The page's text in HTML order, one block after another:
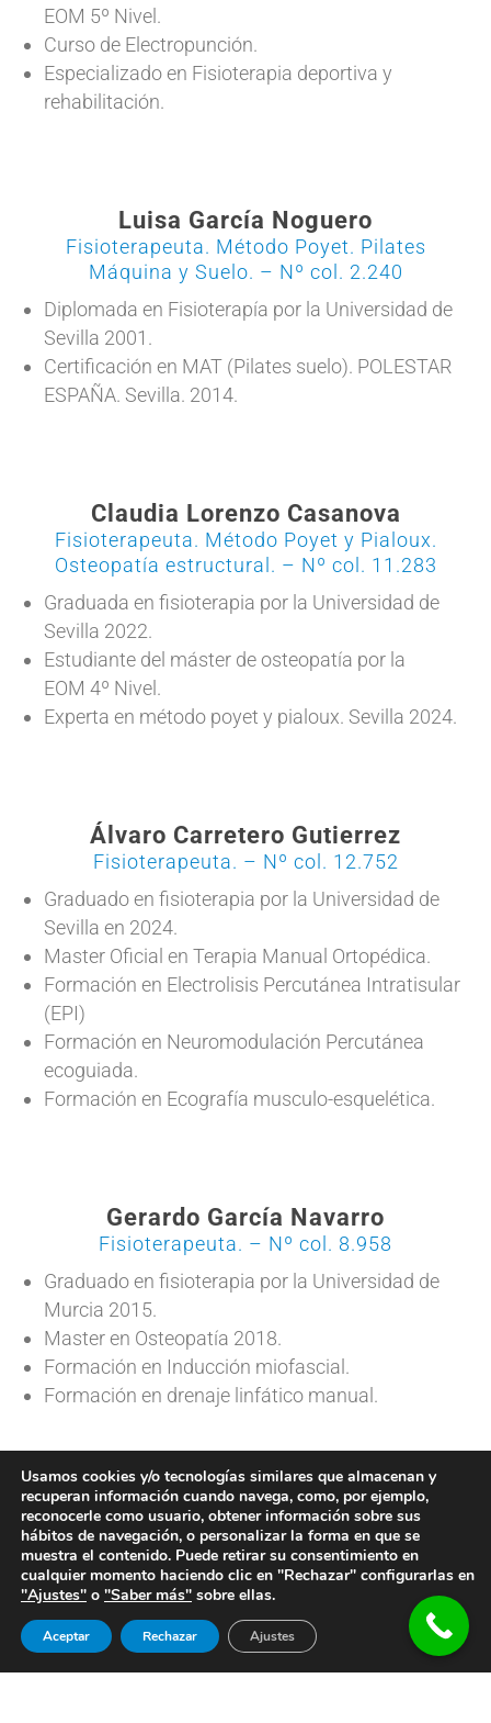
EOM 5º Nivel.
Curso de Electropunción.
Especializado en Fisioterapia deportiva y
rehabilitación.
Luisa García Noguero
Fisioterapeuta. Método Poyet. Pilates
Máquina y Suelo. – Nº col. 2.240
Diplomada en Fisioterapía por la Universidad de
Sevilla 2001.
Certificación en MAT (Pilates suelo). POLESTAR
ESPAÑA. Sevilla. 2014.
Claudia Lorenzo Casanova
Fisioterapeuta. Método Poyet y Pialoux.
Osteopatía estructural. – Nº col. 11.283
Graduada en fisioterapia por la Universidad de
Sevilla 2022.
Estudiante del máster de osteopatía por la
EOM 4º Nivel.
Experta en método poyet y pialoux. Sevilla 2024.
Álvaro Carretero Gutierrez
Fisioterapeuta. – Nº col. 12.752
Graduado en fisioterapia por la Universidad de
Sevilla en 2024.
Master Oficial en Terapia Manual Ortopédica.
Formación en Electrolisis Percutánea Intratisular
(EPI)
Formación en Neuromodulación Percutánea
ecoguiada.
Formación en Ecografía musculo-esquelética.
Gerardo García Navarro
Fisioterapeuta. – Nº col. 8.958
Graduado en fisioterapia por la Universidad de
Murcia 2015.
Master en Osteopatía 2018.
Formación en Inducción miofascial.
Formación en drenaje linfático manual.
Ángel Oliva García
Podólogo deportivo
Actualmente responsable podología del equipo
Real Betis Balompié.
Diplomado en podología. Universidad de Sevilla
Usamos cookies y/o tecnologías similares que almacenan y
recuperan información cuando navega, como, por ejemplo,
reconocerle como usuario, obtener información sobre sus
hábitos de navegación, o personalizar la forma en que se
muestra el contenido. Puede retirar su consentimiento en
cualquier momento haciendo clic en "Rechazar" configurarlas en
"Ajustes" o "Saber más" sobre ellas.
Aceptar Rechazar Ajustes